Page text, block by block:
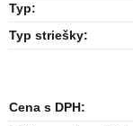
Typ:
Typ striešky:
Cena s DPH: